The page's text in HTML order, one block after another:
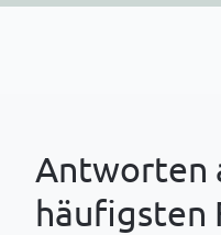
Antworten
häufigsten